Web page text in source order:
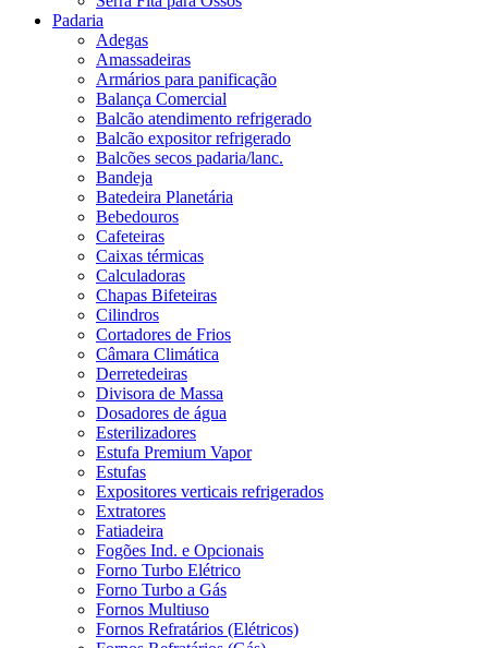
Padaria
Adegas
Amassadeiras
Armários para panificação
Balança Comercial
Balcão atendimento refrigerado
Balcão expositor refrigerado
Balcões secos padaria/lanc.
Bandeja
Batedeira Planetária
Bebedouros
Cafeteiras
Caixas térmicas
Calculadoras
Chapas Bifeteiras
Cilindros
Cortadores de Frios
Câmara Climática
Derretedeiras
Divisora de Massa
Dosadores de água
Esterilizadores
Estufa Premium Vapor
Estufas
Expositores verticais refrigerados
Extratores
Fatiadeira
Fogões Ind. e Opcionais
Forno Turbo Elétrico
Forno Turbo a Gás
Fornos Multiuso
Fornos Refratários (Elétricos)